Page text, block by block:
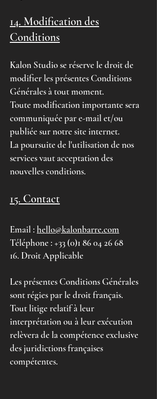
14. Modification des
Conditions
Kalon Studio se réserve le droit de
modifier les présentes Conditions
Générales à tout moment.
Toute modification importante sera
communiquée par e-mail et/ou
publiée sur notre site internet.
La poursuite de l'utilisation de nos
services vaut acceptation des
nouvelles conditions.
15. Contact
Email : hello@kalonbarre.com
Téléphone : +33 (0)1 86 04 26 68
16. Droit Applicable
Les présentes Conditions Générales
sont régies par le droit français.
Tout litige relatif à leur
interprétation ou à leur exécution
relèvera de la compétence exclusive
des juridictions françaises
compétentes.